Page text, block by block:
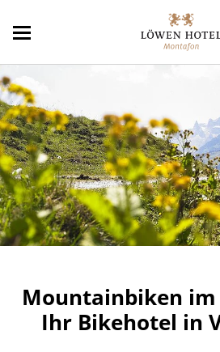
Mountainbiken
Ihr Bikehotel in